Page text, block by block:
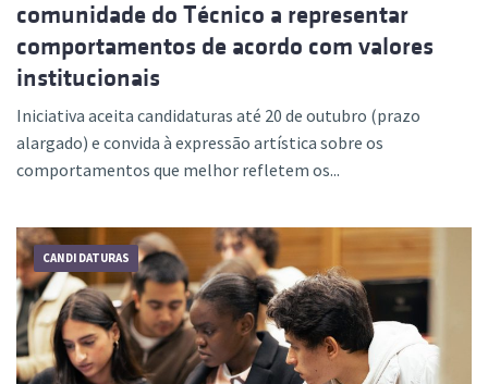
comunidade do Técnico a representar
comportamentos de acordo com valores
institucionais
Iniciativa aceita candidaturas até 20 de outubro (prazo
alargado) e convida à expressão artística sobre os
comportamentos que melhor refletem os...
CANDIDATURAS